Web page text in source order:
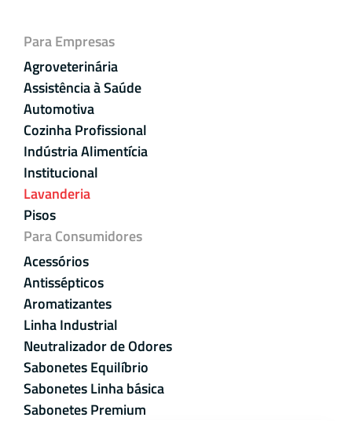
Para Empresas
Agroveterinária
Assistência à Saúde
Automotiva
Cozinha Profissional
Indústria Alimentícia
Institucional
Lavanderia
Pisos
Para Consumidores
Acessórios
Antissépticos
Aromatizantes
Linha Industrial
Neutralizador de Odores
Sabonetes Equilíbrio
Sabonetes Linha básica
Sabonetes Premium